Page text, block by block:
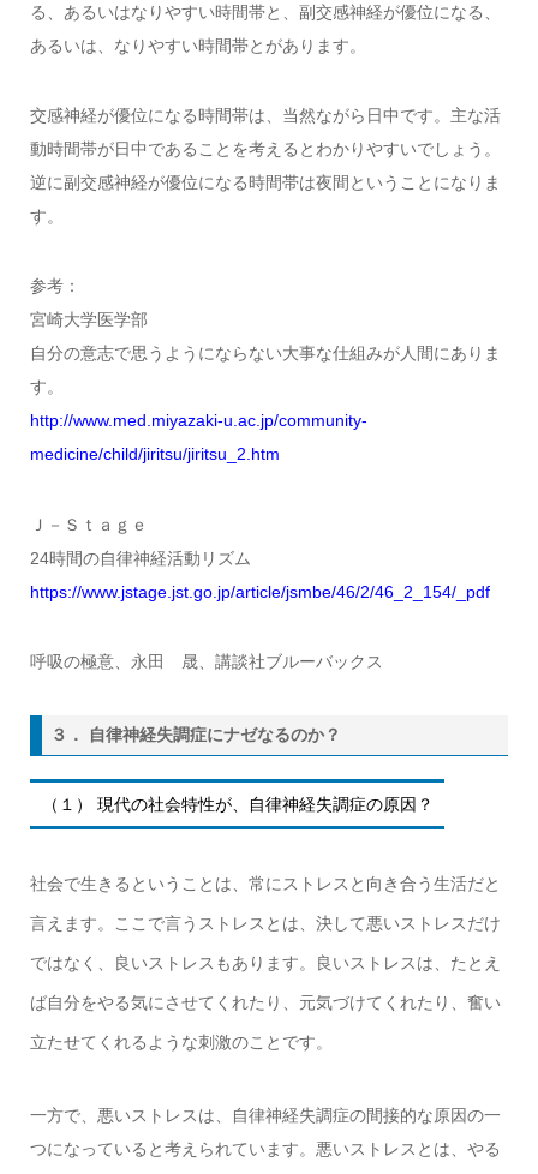
る、あるいはなりやすい時間帯と、副交感神経が優位になる、
あるいは、なりやすい時間帯とがあります。
交感神経が優位になる時間帯は、当然ながら日中です。主な活
動時間帯が日中であることを考えるとわかりやすいでしょう。
逆に副交感神経が優位になる時間帯は夜間ということになりま
す。
参考：
宮崎大学医学部
自分の意志で思うようにならない大事な仕組みが人間にありま
す。
http://www.med.miyazaki-u.ac.jp/community-
medicine/child/jiritsu/jiritsu_2.htm
Ｊ－Ｓｔａｇｅ
24時間の自律神経活動リズム
https://www.jstage.jst.go.jp/article/jsmbe/46/2/46_2_154/_pdf
呼吸の極意、永田 晟、講談社ブルーバックス
３． 自律神経失調症にナゼなるのか？
（１） 現代の社会特性が、自律神経失調症の原因？
社会で生きるということは、常にストレスと向き合う生活だと
言えます。ここで言うストレスとは、決して悪いストレスだけ
ではなく、良いストレスもあります。良いストレスは、たとえ
ば自分をやる気にさせてくれたり、元気づけてくれたり、奮い
立たせてくれるような刺激のことです。
一方で、悪いストレスは、自律神経失調症の間接的な原因の一
つになっていると考えられています。悪いストレスとは、やる